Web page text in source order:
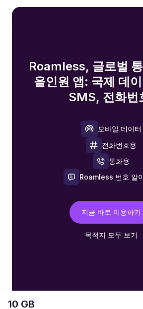
10 GB
Roamless, 글로벌
올인원 앱: 국제 데
SMS, 전화번
모바일 데이터
전화번호용
통화용
Roamless 번호 알
지금 바로 이용하기
목적지 모두 보기